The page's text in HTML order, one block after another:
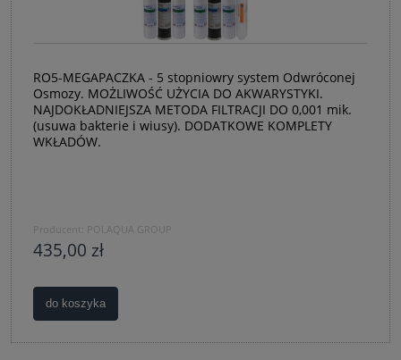
RO5-MEGAPACZKA - 5 stopniowry system Odwróconej
Osmozy. MOŻLIWOŚĆ UŻYCIA DO AKWARYSTYKI.
NAJDOKŁADNIEJSZA METODA FILTRACJI DO 0,001 mik.
(usuwa bakterie i wiusy). DODATKOWE KOMPLETY
WKŁADÓW.
Producent: POLAQUA GROUP
435,00 zł
do koszyka